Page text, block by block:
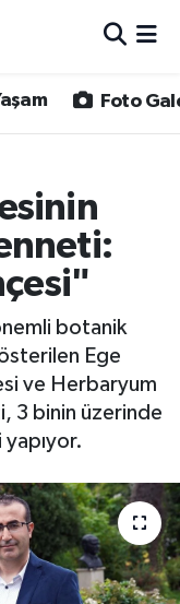
Foto
botanik
Ege
ve Herbaryum
3 binin üzerinde